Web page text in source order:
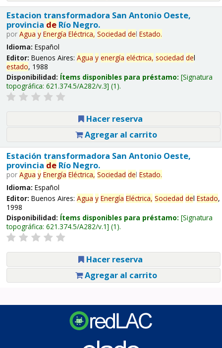
Estacion transformadora San Antonio Oeste,
provincia deRío Negro.
por Agua y Energía Eléctrica, Sociedad del Estado.
Idioma: Español
Editor: Buenos Aires: Agua y energía eléctrica, sociedad del
estado, 1988
Disponibilidad: Ítems disponibles para préstamo: Signatura
topográfica: 621.374.5/A282/v.3 (1).
Hacer reserva
Agregar al carrito
Estación transformadora San Antonio Oeste,
provincia deRío Negro.
por Agua y Energía Eléctrica, Sociedad del Estado.
Idioma: Español
Editor: Buenos Aires: Agua y Energía Eléctrica, Sociedad del Estado,
1998
Disponibilidad: Ítems disponibles para préstamo: Signatura
topográfica: 621.374.5/A282/v.1 (1).
Hacer reserva
Agregar al carrito